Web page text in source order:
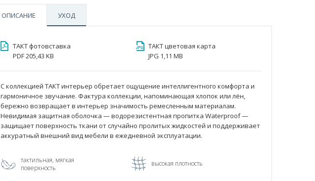
ОПИСАНИЕ УХОД
ТАКТ фотовставка
PDF 205,43 KB
ТАКТ цветовая карта
JPG 1,11 MB
С коллекцией ТАКТ интерьер обретает ощущение интеллигентного комфорта и
гармоничное звучание. Фактура коллекции, напоминающая хлопок или лён,
бережно возвращает в интерьер значимость ремесленным материалам.
Невидимая защитная оболочка — водорезистентная пропитка Waterproof —
защищает поверхность ткани от случайно пролитых жидкостей и поддерживает
аккуратный внешний вид мебели в ежедневной эксплуатации.
тактильная, мягкая
поверхность
высокая плотность